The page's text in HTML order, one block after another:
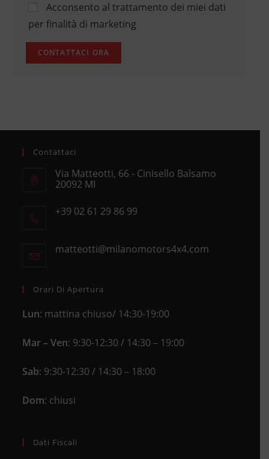
Acconsento al trattamento dei miei dati
per finalità di marketing
Contattaci
Via Matteotti, 66 - Cinisello Balsamo
20092 MI
in
+39 02 61 29 86 99
your
matteotti@milanomotors4x4.comOpens
Orari Di Apertura
Lun: mattina chiuso/ 14:30-19:00
Mar – Ven: 9:30-12:30 / 14:30 – 19:00
Sab: 9:30-12:30 / 14:30 – 18:00
Dom: chiusi
Dati Fiscali